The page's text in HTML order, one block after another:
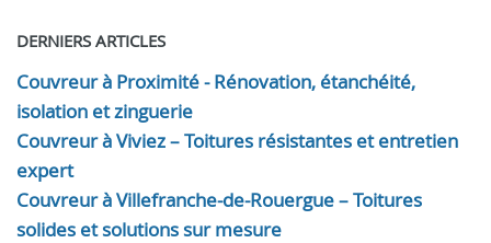
DERNIERS ARTICLES
Couvreur à Proximité - Rénovation, étanchéité,
isolation et zinguerie
Couvreur à Viviez – Toitures résistantes et entretien
expert
Couvreur à Villefranche-de-Rouergue – Toitures
solides et solutions sur mesure